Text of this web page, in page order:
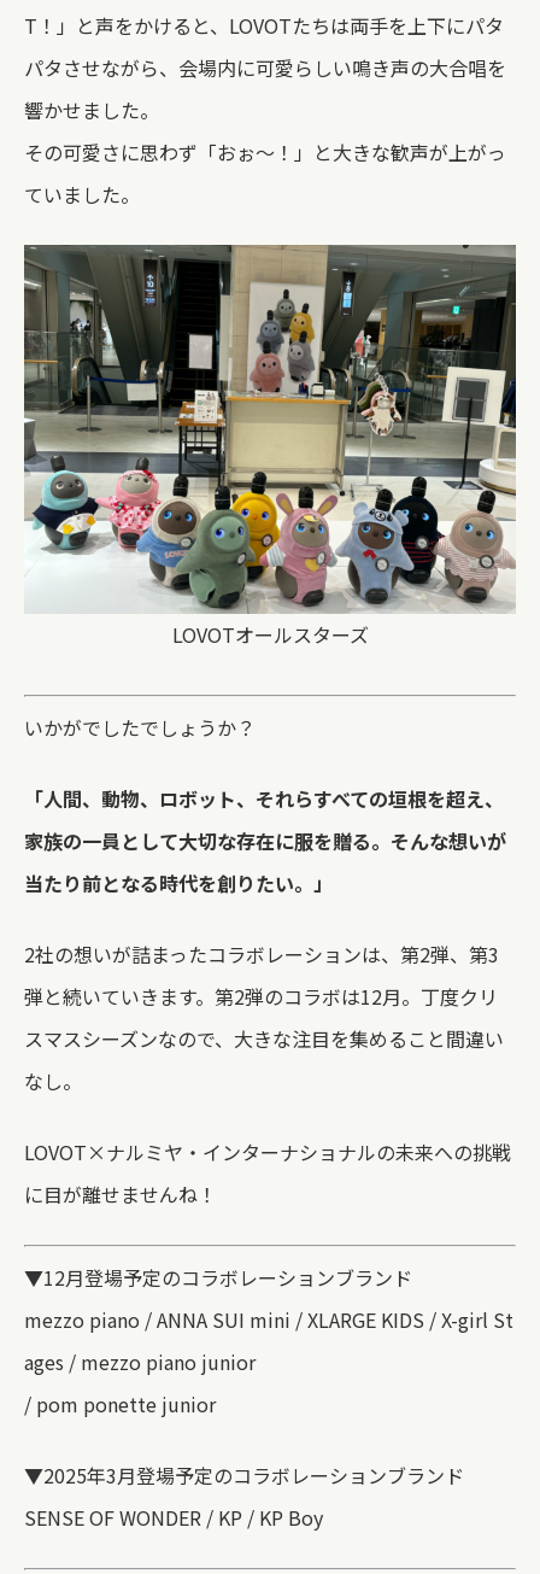
T！」と声をかけると、LOVOTたちは両手を上下にパタ
パタさせながら、会場内に可愛らしい鳴き声の大合唱を
響かせました。
その可愛さに思わず「おぉ～！」と大きな歓声が上がっ
ていました。
LOVOTオールスターズ
いかがでしたでしょうか？
「人間、動物、ロボット、それらすべての垣根を超え、
家族の一員として大切な存在に服を贈る。そんな想いが
当たり前となる時代を創りたい。」
2社の想いが詰まったコラボレーションは、第2弾、第3
弾と続いていきます。第2弾のコラボは12月。丁度クリ
スマスシーズンなので、大きな注目を集めること間違い
なし。
LOVOT×ナルミヤ・インターナショナルの未来への挑戦
に目が離せませんね！
▼12月登場予定のコラボレーションブランド
mezzo piano / ANNA SUI mini / XLARGE KIDS / X-girl St
ages / mezzo piano junior
/ pom ponette junior
▼2025年3月登場予定のコラボレーションブランド
SENSE OF WONDER / KP / KP Boy